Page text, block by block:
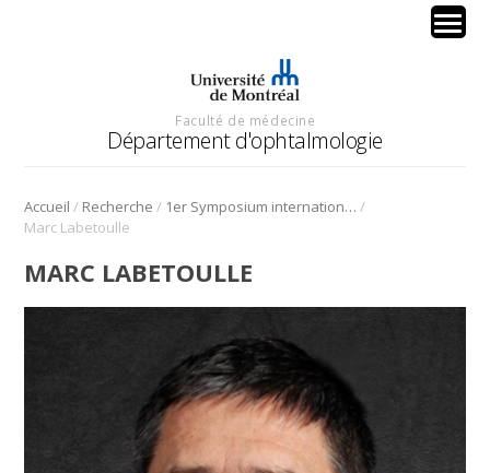
Faculté de médecine
Département d'ophtalmologie
Accueil / Recherche / 1er Symposium international en médecine régénérative de la cornée /
Marc Labetoulle
MARC LABETOULLE